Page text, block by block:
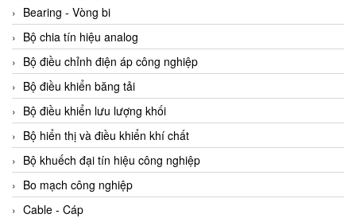
ADFweb Vietnam
Adler Vietnam
Ados Vietnam
Advanced Energy Vietnam
Advantech Vietnam
Agate Vietnam
AGR International Vietnam
Aichi Tokei Denki Vietnam
Aii Vietnam
Bearing - Vòng bi
Bộ chia tín hiệu analog
Bộ điều chỉnh điện áp công nghiệp
Bộ điều khiển băng tải
Bộ điều khiển lưu lượng khối
Bộ hiển thị và điều khiển khí chất
Bộ khuếch đại tín hiệu công nghiệp
Bo mạch công nghiệp
Cable - Cáp